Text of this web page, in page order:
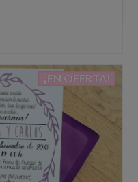
¡EN OFERTA!